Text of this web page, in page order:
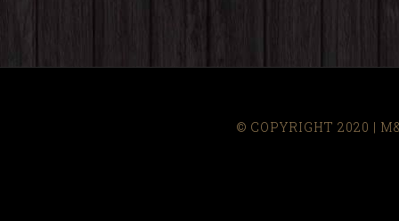
© COPYRIGHT 2020 |